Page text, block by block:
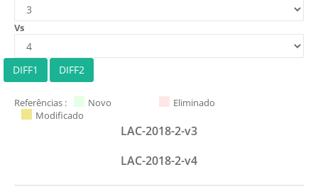
Vs
Referências : Novo
Eliminado
Modificado
LAC-2018-2-v3
LAC-2018-2-v4